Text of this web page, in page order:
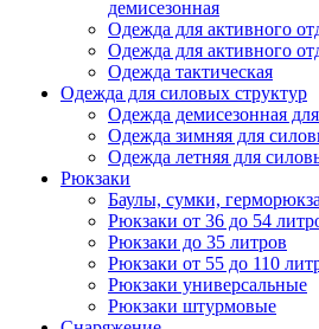
демисезонная
Одежда для активного
Одежда для активного
Одежда тактическая
Одежда для силовых структур
Одежда демисезонная
Одежда зимняя для
Одежда летняя для
Рюкзаки
Баулы, сумки,
Рюкзаки от 36 до 54
Рюкзаки до 35 литров
Рюкзаки от 55 до 110
Рюкзаки универсальные
Рюкзаки штурмовые